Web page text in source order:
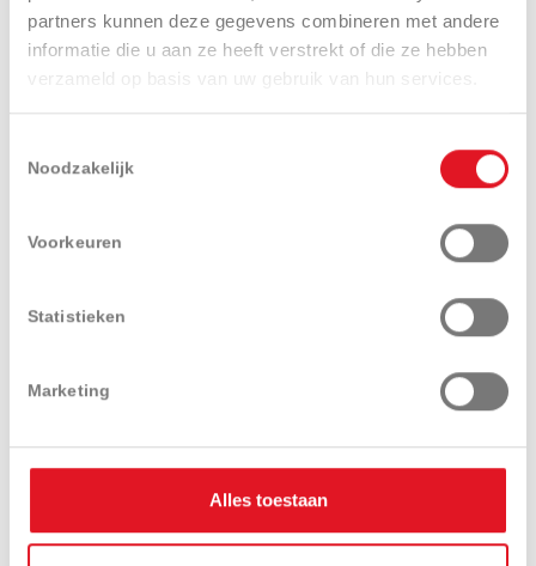
partners kunnen deze gegevens combineren met andere
informatie die u aan ze heeft verstrekt of die ze hebben
verzameld op basis van uw gebruik van hun services.
Noodzakelijk
Voorkeuren
Statistieken
Marketing
Alles toestaan
brochure